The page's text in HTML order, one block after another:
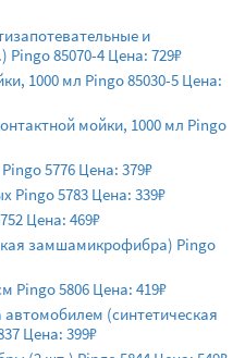
и
85070-4 Цена: 729₽
1000 мл Pingo 85030-5 Цена:
мойки, 1000 мл Pingo
5776 Цена: 379₽
Pingo 5783 Цена: 339₽
Цена: 469₽
замшамикрофибра) Pingo
Pingo 5806 Цена: 419₽
(синтетическая
Цена: 399₽